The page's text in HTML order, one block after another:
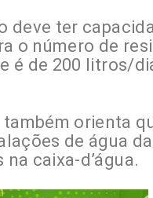
deve ter
o número de
é de 200 litros/
também orienta
de água
caixa-d’água.